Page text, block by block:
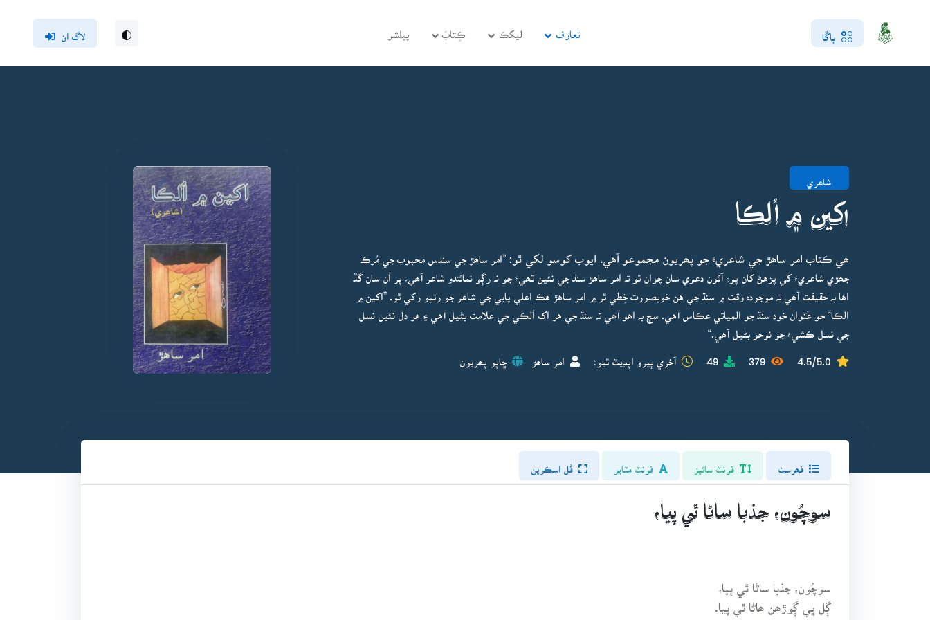
ڀاڱا تعارف ليکڪ ڪِتابَ پبلشر لاگ ان
شاعري
اکين ۾ اُلڪا
ھي ڪتاب امر ساھڙ جي شاعريءَ جو پھريون مجموعو آهي. ايوب کوسو لکي ٿو: ”امر ساھڙ جي سندس محبوب جي مُرڪ
جھڙي شاعريءَ کي پڙهڻ کان پوءِ آئون دعوي سان چوان ٿو تہ امر ساھڙ سنڌ جي نئين ٽھيءَ جو نہ رڳو نمائندو شاعر آھي، پر اُن سان گڏ
اها بہ حقيقت آھي تہ موجودہ وقت ۾ سنڌ جي هن خوبصورت خِطي ٿر ۾ امر ساهڙ هڪ اعلي پايي جي شاعر جو رتبو رکي ٿو. ”اکين ۾
الڪا“ جو عُنوان خود سنڌ جو المياتي عڪاس آهي. سچ بہ اهو آھي تہ سنڌ جي هر اک اُلڪي جي علامت بڻيل آهي ۽ هر دل نئين نسل
جي نسل ڪشيءَ جو نوحو بڻيل آهي.“
4.5/5.0
379
49 آخري ڀيرو اپڊيٽ ٿيو: امر ساھڙ ڇاپو پھريون
فونٽ سائيز فونٽ مٽايو فُل اسڪرين
سوچُون، جذبا ساڻا ٿي پيا،
سوچُون، جذبا ساڻا ٿي پيا،
ڳل ڀي ڳوڙھن ھاڻا ٿي پيا.